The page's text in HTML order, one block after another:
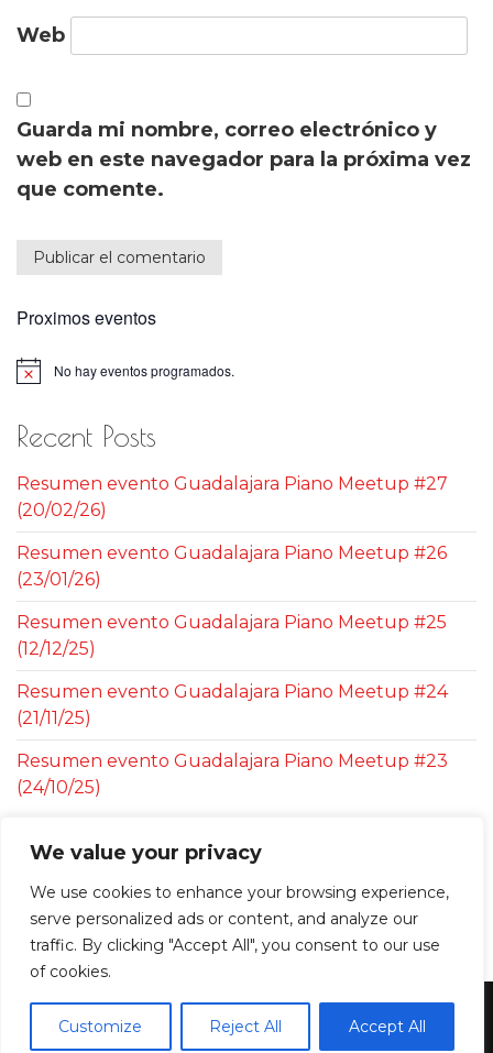
We value your privacy
We use cookies to enhance your browsing experience,
serve personalized ads or content, and analyze our
traffic. By clicking "Accept All", you consent to our use
of cookies.
Customize Reject All Accept All
Web
Guarda mi nombre, correo electrónico y
web en este navegador para la próxima vez
que comente.
Proximos eventos
Aviso No hay eventos programados.
Recent Posts
Resumen evento Guadalajara Piano Meetup #27
(20/02/26)
Resumen evento Guadalajara Piano Meetup #26
(23/01/26)
Resumen evento Guadalajara Piano Meetup #25
(12/12/25)
Resumen evento Guadalajara Piano Meetup #24
(21/11/25)
Resumen evento Guadalajara Piano Meetup #23
(24/10/25)
Recent Comments
No hay comentarios que mostrar.
@2026 PianoMeetups